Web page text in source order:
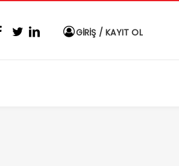
GİRİŞ / KAYIT OL